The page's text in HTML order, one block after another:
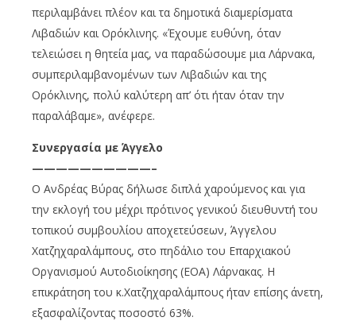
περιλαμβάνει πλέον και τα δημοτικά διαμερίσματα
Λιβαδιών και Ορόκλινης. «Έχουμε ευθύνη, όταν
τελειώσει η θητεία μας, να παραδώσουμε μια Λάρνακα,
συμπεριλαμβανομένων των Λιβαδιών και της
Ορόκλινης, πολύ καλύτερη απ’ ότι ήταν όταν την
παραλάβαμε», ανέφερε.
Συνεργασία με Άγγελο
——————————–
Ο Ανδρέας Βύρας δήλωσε διπλά χαρούμενος και για
την εκλογή του μέχρι πρότινος γενικού διευθυντή του
τοπικού συμβουλίου αποχετεύσεων, Άγγελου
Χατζηχαραλάμπους, στο πηδάλιο του Επαρχιακού
Οργανισμού Αυτοδιοίκησης (ΕΟΑ) Λάρνακας. Η
επικράτηση του κ.Χατζηχαραλάμπους ήταν επίσης άνετη,
εξασφαλίζοντας ποσοστό 63%.